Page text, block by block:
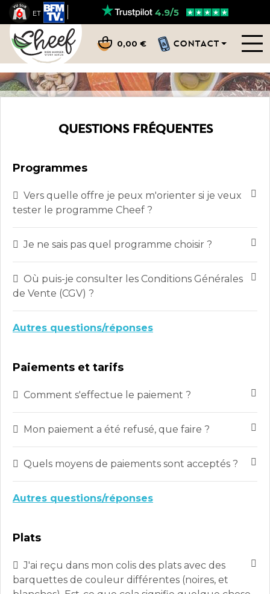
ET 4.9/5
0,00 € CONTACT
QUESTIONS FRÉQUENTES
Programmes
Vers quelle offre je peux m'orienter si je veux
tester le programme Cheef ?
Je ne sais pas quel programme choisir ?
Où puis-je consulter les Conditions Générales
de Vente (CGV) ?
Autres questions/réponses
Paiements et tarifs
Comment s'effectue le paiement ?
Mon paiement a été refusé, que faire ?
Quels moyens de paiements sont acceptés ?
Autres questions/réponses
Plats
J'ai reçu dans mon colis des plats avec des
barquettes de couleur différentes (noires, et